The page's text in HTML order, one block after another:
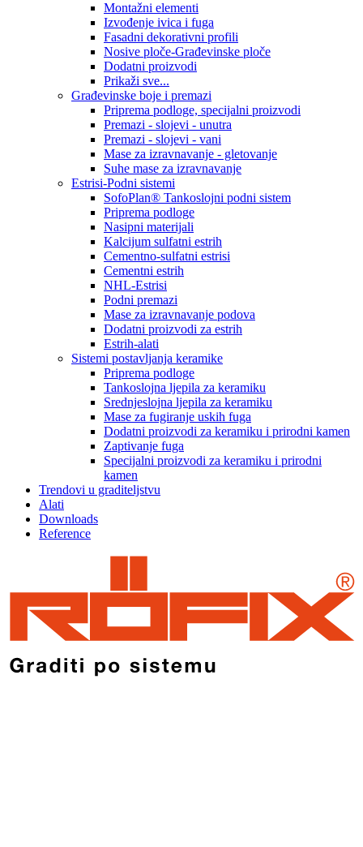
Montažni elementi
Izvođenje ivica i fuga
Fasadni dekorativni profili
Nosive ploče-Građevinske ploče
Dodatni proizvodi
Prikaži sve...
Građevinske boje i premazi
Priprema podloge, specijalni proizvodi
Premazi - slojevi - unutra
Premazi - slojevi - vani
Mase za izravnavanje - gletovanje
Suhe mase za izravnavanje
Estrisi-Podni sistemi
SofoPlan® Tankoslojni podni sistem
Priprema podloge
Nasipni materijali
Kalcijum sulfatni estrih
Cementno-sulfatni estrisi
Cementni estrih
NHL-Estrisi
Podni premazi
Mase za izravnavanje podova
Dodatni proizvodi za estrih
Estrih-alati
Sistemi postavljanja keramike
Priprema podloge
Tankoslojna ljepila za keramiku
Srednjeslojna ljepila za keramiku
Mase za fugiranje uskih fuga
Dodatni proizvodi za keramiku i prirodni kamen
Zaptivanje fuga
Specijalni proizvodi za keramiku i prirodni
kamen
Trendovi u graditeljstvu
Alati
Downloads
Reference